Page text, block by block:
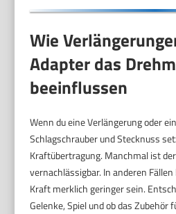
Wie
Adapter das
beeinflussen
Wenn du eine Verlängerung oder
Schlagschrauber und Stecknuss
Kraftübertragung. Manchmal ist
vernachlässigbar. In anderen
Kraft merklich geringer sein.
Gelenke, Spiel und ob das Zubehör